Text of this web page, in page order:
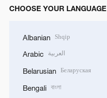
CHOOSE YOUR LANGUAGE
Albanian Shqip
Arabic العربية
Belarusian Беларуская
Bengali বাংলা